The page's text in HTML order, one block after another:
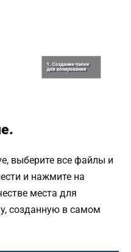
выберите все файлы и
и нажмите на
места для
созданную в самом